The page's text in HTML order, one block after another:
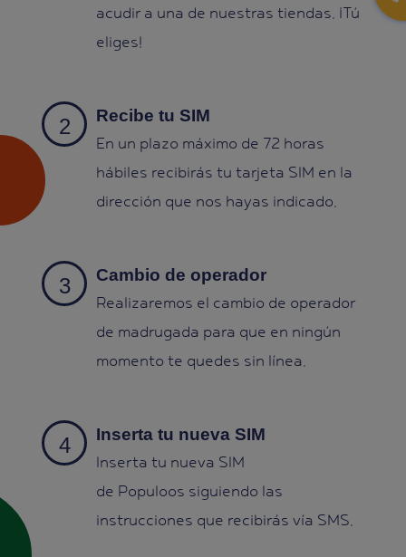
acudir a una de nuestras tiendas. ¡Tú
eliges!
Recibe tu SIM
En un plazo máximo de 72 horas
hábiles recibirás tu tarjeta SIM en la
dirección que nos hayas indicado.
Cambio de operador
Realizaremos el cambio de operador
de madrugada para que en ningún
momento te quedes sin línea.
Inserta tu nueva SIM
Inserta tu nueva SIM
de Populoos siguiendo las
instrucciones que recibirás vía SMS.